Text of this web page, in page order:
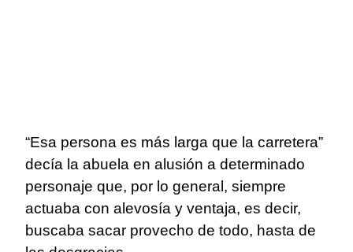
“Esa persona es más larga que la carretera”
decía la abuela en alusión a determinado
personaje que, por lo general, siempre
actuaba con alevosía y ventaja, es decir,
buscaba sacar provecho de todo, hasta de